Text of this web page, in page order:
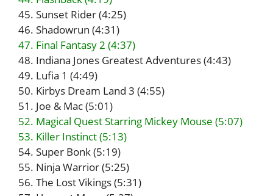
45. Sunset Rider (4:25)
46. Shadowrun (4:31)
47. Final Fantasy 2 (4:37)
48. Indiana Jones Greatest Adventures (4:43)
49. Lufia 1 (4:49)
50. Kirbys Dream Land 3 (4:55)
51. Joe & Mac (5:01)
52. Magical Quest Starring Mickey Mouse (5:07)
53. Killer Instinct (5:13)
54. Super Bonk (5:19)
55. Ninja Warrior (5:25)
56. The Lost Vikings (5:31)